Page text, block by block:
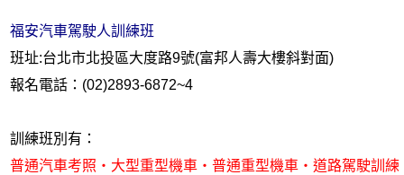
福安汽車駕駛人訓練班
班址:台北市北投區大度路9號(富邦人壽大樓斜對面)
報名電話：(02)2893-6872~4
訓練班別有：
普通汽車考照‧大型重型機車‧普通重型機車‧道路駕駛訓練